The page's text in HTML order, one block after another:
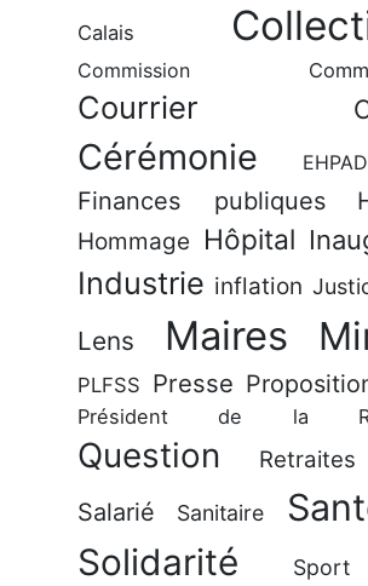
Calais
Commission
Courrier
Cérémonie EHPAD
Finances publiques
Hommage Hôpital
Industrie inflation
Lens Maires
PLFSS Presse
Président de la
Question Retraites
Salarié Sanitaire
Solidarité Sport